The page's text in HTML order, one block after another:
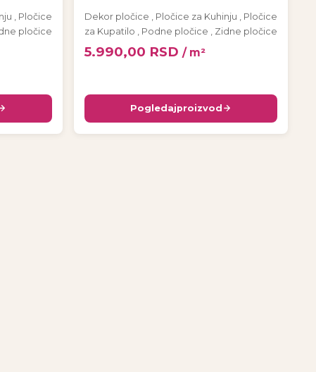
Pločice
pločice
Dekor pločice Pločice za Kuhinju
Pločice
za Kupatilo
Podne pločice Zidne pločice
5.990,00 RSD / m²
Pogledajproizvod